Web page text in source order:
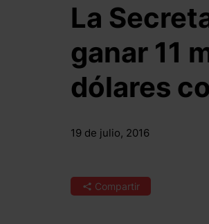
La
ganar 11
dólares
19 de julio, 2016
Compartir